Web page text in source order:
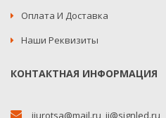
Оплата И Доставка
Наши Реквизиты
КОНТАКТНАЯ ИНФОРМАЦИЯ
jjurotsa@mail.ru jj@signled.ru